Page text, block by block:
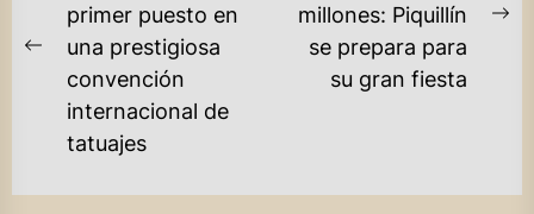
ENTRADAS
Previous
post:
primer puesto en
una prestigiosa
convención
internacional de
tatuajes
millones: Piquillín
se prepara para
su gran fiesta